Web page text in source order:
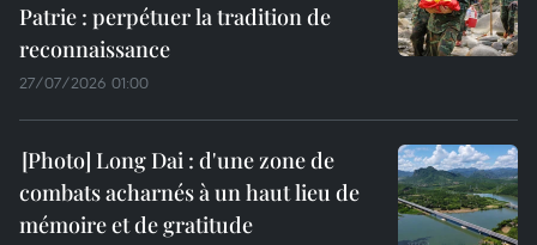
Patrie : perpétuer la tradition de
reconnaissance
27/07/2026 01:00
Long Dai : d'une zone de
combats acharnés à un haut lieu de
mémoire et de gratitude